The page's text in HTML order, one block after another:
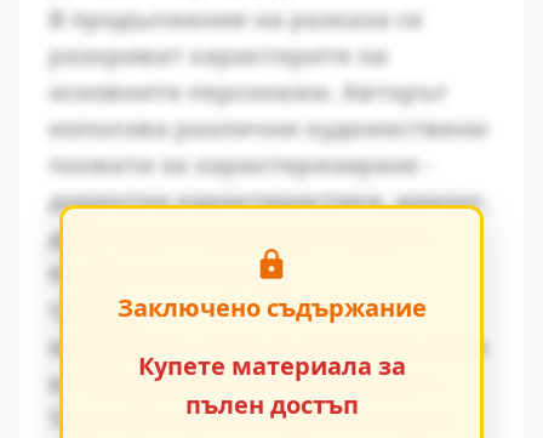
В продължение на разказа се
разкриват характерите на
основните персонажи. Авторът
използва различни художествени
похвати за характеризиране -
директна характеристика, диалог,
действия и вътрешен монолог.
Конфликтът между
традиционните ценности и
модерните идеи се проявява ярко
в поведението на персонажите.
Това противопоставяне създава
Заключено съдържание
Купете материала за
пълен достъп